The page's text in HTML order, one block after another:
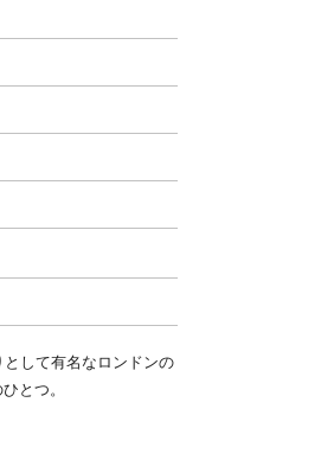
して有名なロンドンの
とつ。